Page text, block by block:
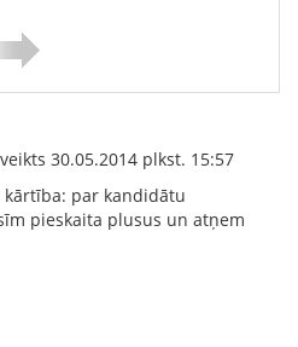
30.05.2014 plkst. 15:57
kārtība: par kandidātu
pieskaita plusus un atņem